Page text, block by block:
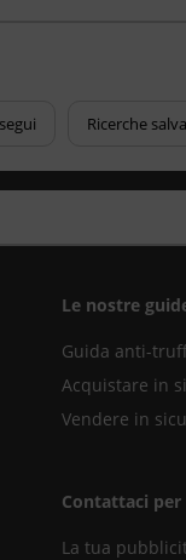
Ricerche
Le nostre
Guida anti-
Acquistare in
Vendere in
Contattaci per
La tua